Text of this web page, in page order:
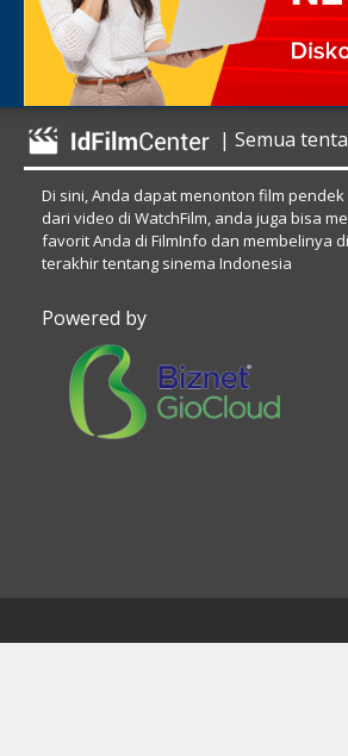
| Semua
Di sini, Anda dapat menonton film
dari video di WatchFilm, anda juga bisa
favorit Anda di FilmInfo dan membelinya
terakhir tentang sinema Indonesia
Powered by